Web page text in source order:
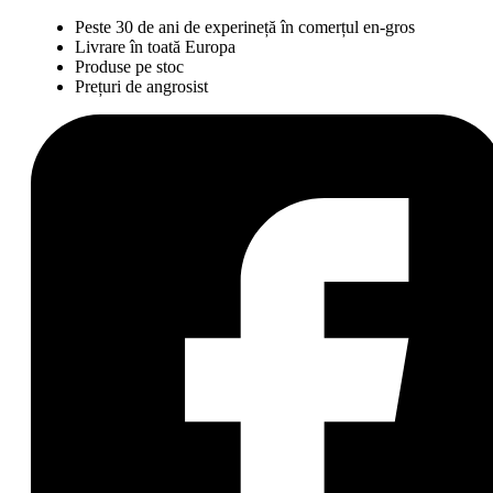
Peste 30 de ani de experineță în comerțul en-gros
Livrare în toată Europa
Produse pe stoc
Prețuri de angrosist